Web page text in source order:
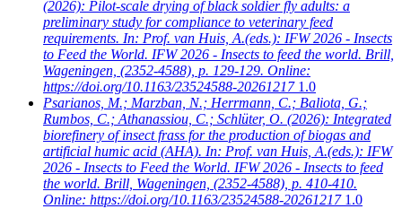
(2026): Pilot-scale drying of black soldier fly adults: a
preliminary study for compliance to veterinary feed
requirements. In: Prof. van Huis, A.(eds.): IFW 2026 - Insects
to Feed the World. IFW 2026 - Insects to feed the world. Brill,
Wageningen, (2352-4588), p. 129-129. Online:
https://doi.org/10.1163/23524588-20261217 1.0
Psarianos, M.; Marzban, N.; Herrmann, C.; Baliota, G.;
Rumbos, C.; Athanassiou, C.; Schlüter, O. (2026): Integrated
biorefinery of insect frass for the production of biogas and
artificial humic acid (AHA). In: Prof. van Huis, A.(eds.): IFW
2026 - Insects to Feed the World. IFW 2026 - Insects to feed
the world. Brill, Wageningen, (2352-4588), p. 410-410.
Online: https://doi.org/10.1163/23524588-20261217 1.0